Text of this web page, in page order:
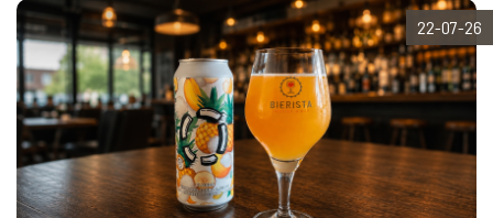
22-07-26